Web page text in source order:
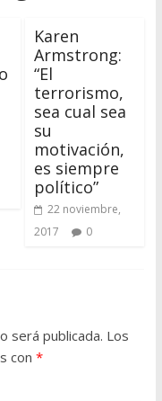
Karen
Armstrong:
“El
terrorismo,
sea cual sea
su
motivación,
es siempre
político”
22 noviembre,
2017
0
será publicada. Los
con *